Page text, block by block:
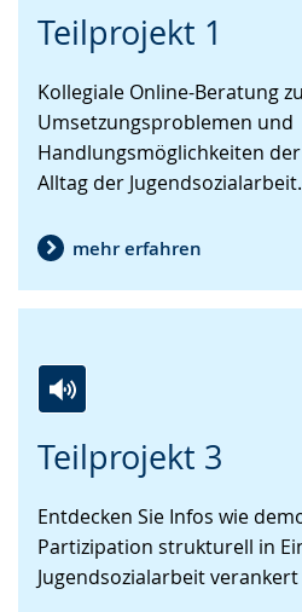
Teilprojekt 1
Leichten
Sprache
wechseln.
Audio-
Unterstützung.
Video
Deutscher
Gebärdensprache
wird
angezeigt.
Kollegiale Online-Beratung
Umsetzungsproblemen und
Handlungsmöglichkeiten
Alltag der Jugendsozialarbeit.
mehr erfahren
Teilprojekt 3
Leichten
wechseln.
Audio-
Video
Deutscher
Gebärdensprache
wird
Entdecken Sie Infos wie
Partizipation strukturell in
Jugendsozialarbeit